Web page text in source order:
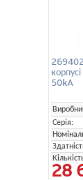
50kA
Серія:
28